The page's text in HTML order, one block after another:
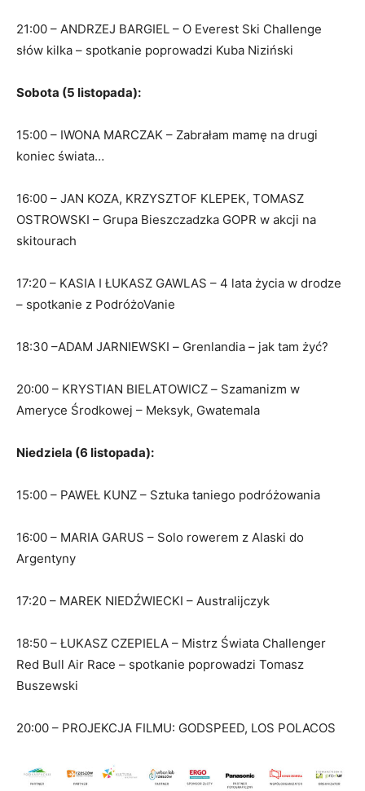
21:00 – ANDRZEJ BARGIEL – O Everest Ski Challenge
słów kilka – spotkanie poprowadzi Kuba Niziński
Sobota (5 listopada):
15:00 – IWONA MARCZAK – Zabrałam mamę na drugi
koniec świata…
16:00 – JAN KOZA, KRZYSZTOF KLEPEK, TOMASZ
OSTROWSKI – Grupa Bieszczadzka GOPR w akcji na
skitourach
17:20 – KASIA I ŁUKASZ GAWLAS – 4 lata życia w drodze
– spotkanie z PodróżoVanie
18:30 –ADAM JARNIEWSKI – Grenlandia – jak tam żyć?
20:00 – KRYSTIAN BIELATOWICZ – Szamanizm w
Ameryce Środkowej – Meksyk, Gwatemala
Niedziela (6 listopada):
15:00 – PAWEŁ KUNZ – Sztuka taniego podróżowania
16:00 – MARIA GARUS – Solo rowerem z Alaski do
Argentyny
17:20 – MAREK NIEDŹWIECKI – Australijczyk
18:50 – ŁUKASZ CZEPIELA – Mistrz Świata Challenger
Red Bull Air Race – spotkanie poprowadzi Tomasz
Buszewski
20:00 – PROJEKCJA FILMU: GODSPEED, LOS POLACOS